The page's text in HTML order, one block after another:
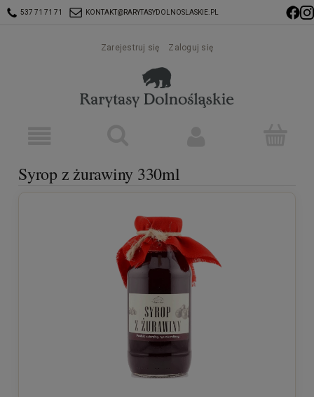
537 71 71 71 KONTAKT@RARYTASYDOLNOSLASKIE.PL
Zarejestruj się Zaloguj się
Syrop z żurawiny 330ml